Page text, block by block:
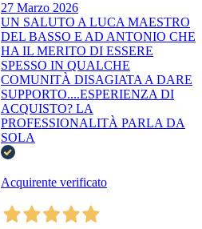
27 Marzo 2026
UN SALUTO A LUCA MAESTRO
DEL BASSO E AD ANTONIO CHE
HA IL MERITO DI ESSERE
SPESSO IN QUALCHE
COMUNITÀ DISAGIATA A DARE
SUPPORTO....ESPERIENZA DI
ACQUISTO? LA
PROFESSIONALITÀ PARLA DA
SOLA
Acquirente verificato